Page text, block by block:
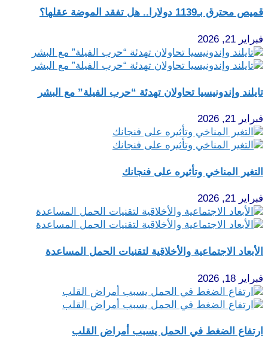
قميص محترق بـ1139 دولارا.. هل تفقد الموضة عقلها؟
فبراير 21, 2026
تايلند وإندونيسيا تحاولان تهدئة “حرب الفيلة” مع البشر
فبراير 21, 2026
التغير المناخي وتأثيره على فنجانك
فبراير 21, 2026
الأبعاد الاجتماعية والأخلاقية لتقنيات الحمل المساعدة
فبراير 18, 2026
ارتفاع الضغط في الحمل يسبب أمراض القلب